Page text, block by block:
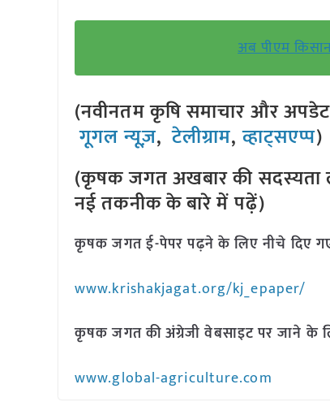
अब पीएम
(नवीनतम कृषि समाचार और
गूगल न्यूज़,टेलीग्राम,व्हाट्सएप्प)
(कृषक जगत अखबार की सदस्यता
नई तकनीक के बारे में पढ़ें)
कृषक जगत ई-पेपर पढ़ने के लिए नीचे दिए
www.krishakjagat.org/kj_epaper/
कृषक जगत की अंग्रेजी वेबसाइट पर जाने के
www.global-agriculture.com